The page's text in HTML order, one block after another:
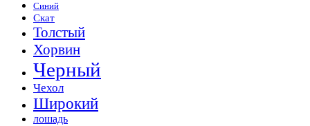
Синий
Скат
Толстый
Хорвин
Черный
Чехол
Широкий
лошадь